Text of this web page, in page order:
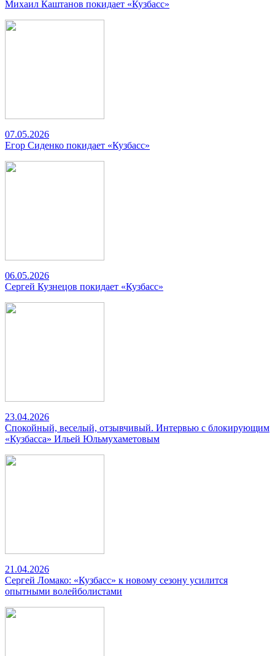
Михаил Каштанов покидает «Кузбасс»
07.05.2026
Егор Сиденко покидает «Кузбасс»
06.05.2026
Сергей Кузнецов покидает «Кузбасс»
23.04.2026
Спокойный, веселый, отзывчивый. Интервью с блокирующим
«Кузбасса» Ильей Юльмухаметовым
21.04.2026
Сергей Ломако: «Кузбасс» к новому сезону усилится
опытными волейболистами